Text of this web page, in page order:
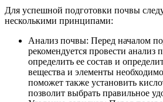
Для успешной подготовки почвы
несколькими принципами:
Анализ почвы: Перед началом
рекомендуется провести анализ
определить ее состав и
вещества и элементы
поможет также установить
позволит выбрать правильное